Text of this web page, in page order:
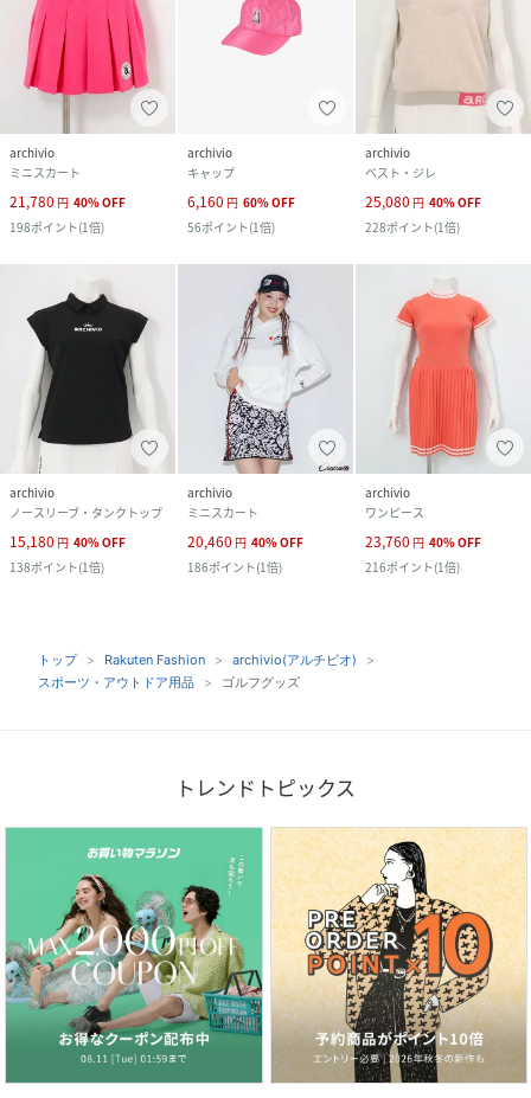
archivio
ミニスカート
21,780 円 40%OFF
198ポイント(1倍)
archivio
キャップ
6,160 円 60%OFF
56ポイント(1倍)
archivio
ベスト・ジレ
25,080 円 40%OFF
228ポイント(1倍)
archivio
ノースリーブ・タンクトップ
15,180 円 40%OFF
138ポイント(1倍)
archivio
ミニスカート
20,460 円 40%OFF
186ポイント(1倍)
archivio
ワンピース
23,760 円 40%OFF
216ポイント(1倍)
トップ Rakuten Fashion
archivio(アルチビオ)
スポーツ・アウトドア用品
ゴルフグッズ
トレンドトピックス